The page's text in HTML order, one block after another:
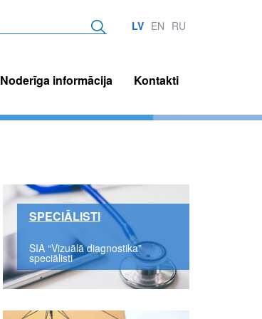
LV EN RU
Noderīga informācija Kontakti
SPECIĀLISTI
SIA “Vizuālā diagnostika”
speciālisti